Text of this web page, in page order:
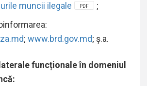
muncii ilegale
PDF
;
; www.brd.gov.md; ș.a.
funcționale în domeniul